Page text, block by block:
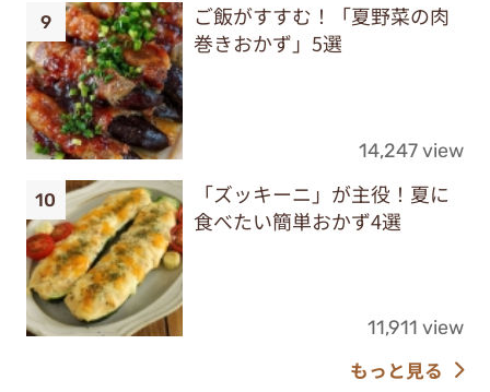
ご飯がすすむ！「夏野菜の肉
巻きおかず」5選
14,247 view
「ズッキーニ」が主役！夏に
食べたい簡単おかず4選
11,911 view
もっと見る